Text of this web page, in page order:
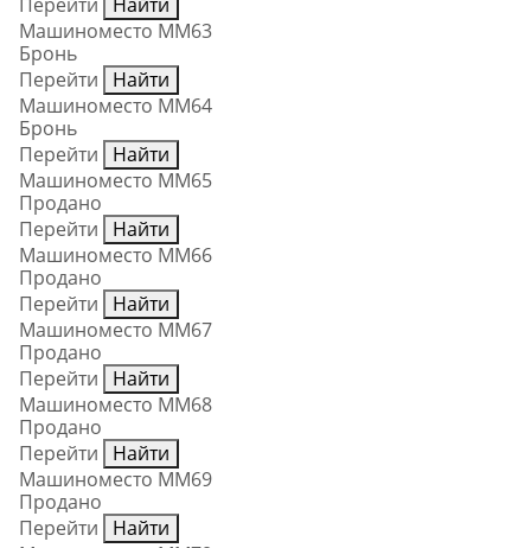
Машиноместо ММ63
Бронь
Перейти
Найти
Машиноместо ММ64
Бронь
Перейти
Найти
Машиноместо ММ65
Продано
Перейти
Найти
Машиноместо ММ66
Продано
Перейти
Найти
Машиноместо ММ67
Продано
Перейти
Найти
Машиноместо ММ68
Продано
Перейти
Найти
Машиноместо ММ69
Продано
Перейти
Найти